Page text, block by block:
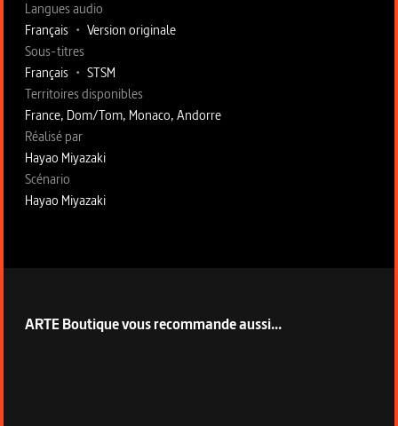
Langues audio
Français • Version originale
Sous-titres
Français • STSM
Territoires disponibles
France, Dom/Tom, Monaco, Andorre
Fiche technique section droite
Réalisé par
Hayao Miyazaki
Scénario
Hayao Miyazaki
ARTE Boutique vous recommande aussi...